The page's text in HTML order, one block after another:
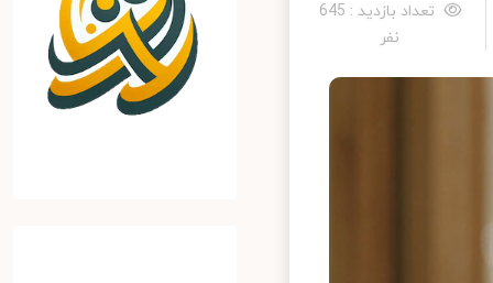
تعداد بازدید : 645
نفر